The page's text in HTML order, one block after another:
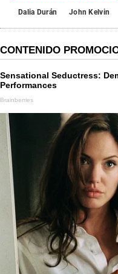
Dalia Durán John Kelvin